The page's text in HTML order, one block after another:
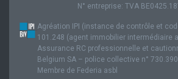
N° entreprise: TVA
Agréation IPI (instance de contrôle et
101.248 (agent immobilier intermédiaire
Assurance RC professionnelle et
Belgium SA – police collective n°
Membre de Federia asbl